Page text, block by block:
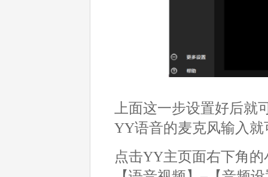
上面这一步设置好后
YY语音的麦克风输入
点击YY主页面右下角